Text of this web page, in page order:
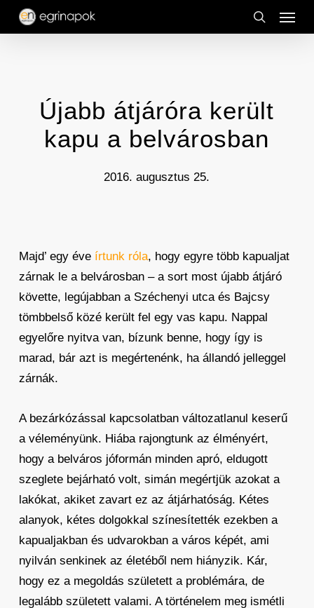
Skip
search
Menu
Újabb átjáróra került
kapu a belvárosban
2016. augusztus 25.
Majd’ egy éve írtunk róla, hogy egyre több kapualjat
zárnak le a belvárosban – a sort most újabb átjáró
követte, legújabban a Széchenyi utca és Bajcsy
tömbbelső közé került fel egy vas kapu. Nappal
egyelőre nyitva van, bízunk benne, hogy így is
marad, bár azt is megértenénk, ha állandó jelleggel
zárnák.
A bezárkózással kapcsolatban változatlanul keserű
a véleményünk. Hiába rajongtunk az élményért,
hogy a belváros jóformán minden apró, eldugott
szeglete bejárható volt, simán megértjük azokat a
lakókat, akiket zavart ez az átjárhatóság. Kétes
alanyok, kétes dolgokkal színesítették ezekben a
kapualjakban és udvarokban a város képét, ami
nyilván senkinek az életéből nem hiányzik. Kár,
hogy ez a megoldás született a problémára, de
legalább született valami. A történelem meg ismétli